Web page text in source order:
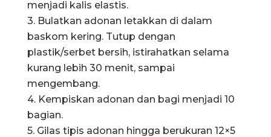
menjadi kalis elastis.
3. Bulatkan adonan letakkan di dalam
baskom kering. Tutup dengan
plastik/serbet bersih, istirahatkan selama
kurang lebih 30 menit, sampai
mengembang.
4. Kempiskan adonan dan bagi menjadi 10
bagian.
5. Gilas tipis adonan hingga berukuran 12×5